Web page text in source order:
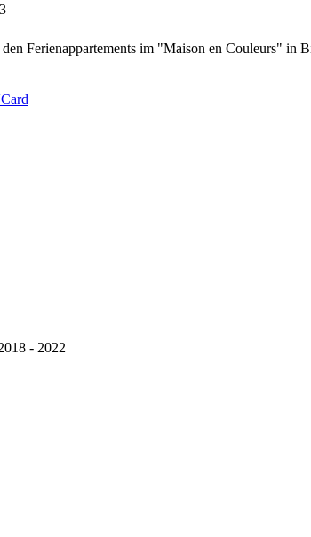
Ferienappartements im "Maison en Couleurs" in
- 2022